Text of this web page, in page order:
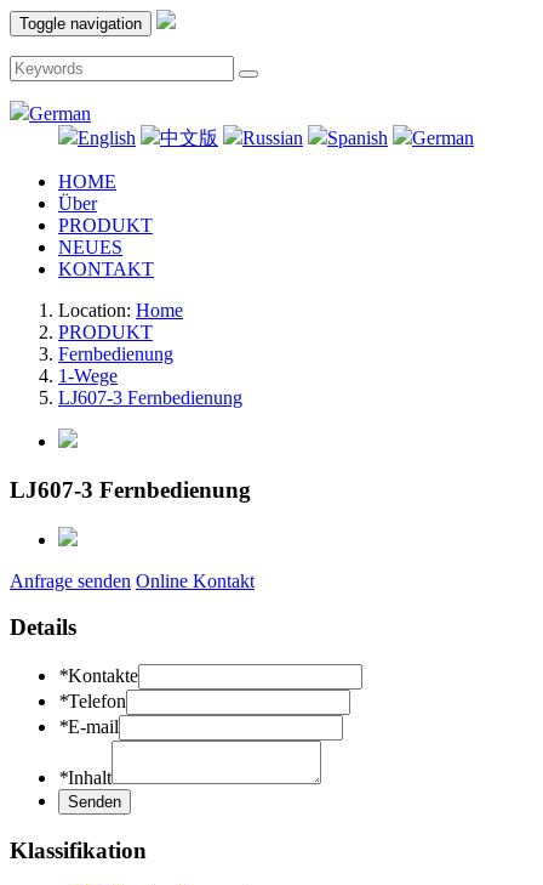
Toggle navigation
German
English
中文版 Russian Spanish German
HOME
Über
PRODUKT
NEUES
KONTAKT
Location: Home
PRODUKT
Fernbedienung
1-Wege
LJ607-3 Fernbedienung
LJ607-3 Fernbedienung
Anfrage senden Online Kontakt
Details
*Kontakte
*Telefon
*E-mail
*Inhalt
Klassifikation